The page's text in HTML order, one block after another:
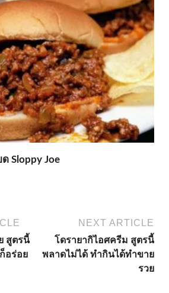
Sloppy Joe
สูตรนี้
อร่อย
NEXT ARTICLE
โดรายากิไอศครีม สูตรนี้
พลาดไม่ได้ ทำกินได้ทำขาย
รวย